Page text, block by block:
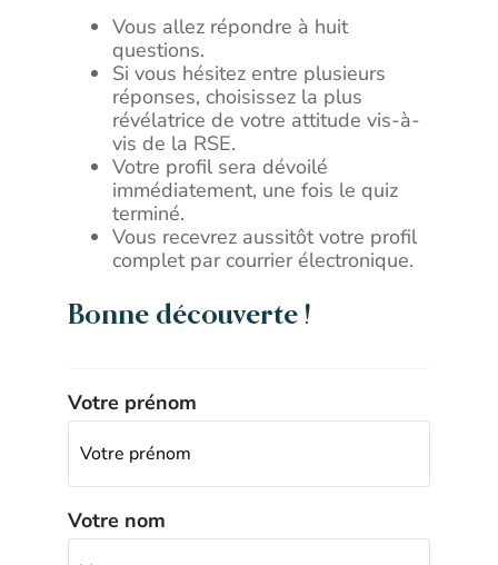
Vous allez répondre à huit
questions.
Si vous hésitez entre plusieurs
réponses, choisissez la plus
révélatrice de votre attitude vis-à-
vis de la RSE.
Votre profil sera dévoilé
immédiatement, une fois le quiz
terminé.
Vous recevrez aussitôt votre profil
complet par courrier électronique.
Bonne découverte !
Votre prénom
Votre nom